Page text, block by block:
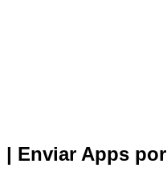
| Enviar Apps por